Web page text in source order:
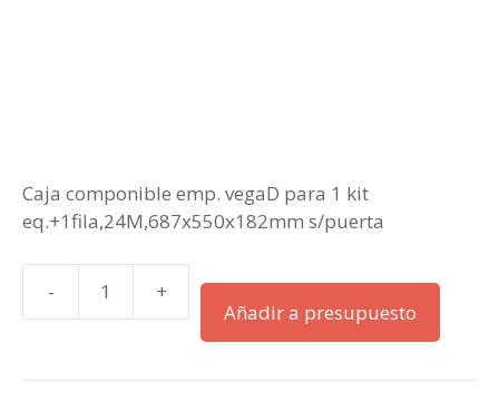
Caja componible emp. vegaD para 1 kit
eq.+1fila,24M,687x550x182mm s/puerta
-
CAJA
VEGA
1F
+
Añadir a presupuesto